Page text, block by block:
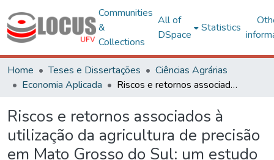
Communities
&
Collections
All of
DSpace
Statistics
Home Teses e Dissertações
Ciências Agrárias
Economia Aplicada
Riscos e retornos associados à utilização da agricultura de precisão em Mato Grosso do Sul: um estudo de caso
Riscos e retornos associados à
utilização da agricultura de precisão
em Mato Grosso do Sul: um estudo